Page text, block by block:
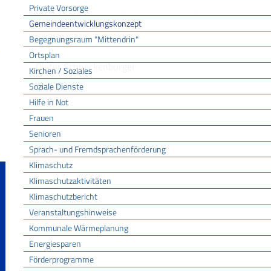
Private Vorsorge
Gemeindeentwicklungskonzept
Begegnungsraum "Mittendrin"
Ortsplan
Kirchen / Soziales
Soziale Dienste
Hilfe in Not
Frauen
Senioren
Sprach- und Fremdsprachenförderung
Klimaschutz
Klimaschutzaktivitäten
Klimaschutzbericht
Veranstaltungshinweise
Kommunale Wärmeplanung
Energiesparen
Förderprogramme
Gemeindeentwicklungskonzept Bötzingen 2030 wurde
die gesetzten Ziele zu erreichen.
Dieter Schneckenburger
Bürgermeister
Gemeindeentwicklungskonzept Bötzingen 2030 (4,8MiB)